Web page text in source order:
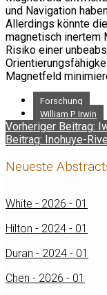
und Navigation
Allerdings könnte
magnetisch inertem
Risiko einer
Magnetfeld
Forschung
William P. Irwin
Vorheriger Beitrag:
Beitrag: Inohuye-
Neueste
White - 2026 - 01
Hilton - 2024 - 01
Duran - 2024 - 01
Chen - 2026 - 01